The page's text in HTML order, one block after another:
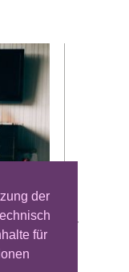
der
für
Geräte war
den Big
von